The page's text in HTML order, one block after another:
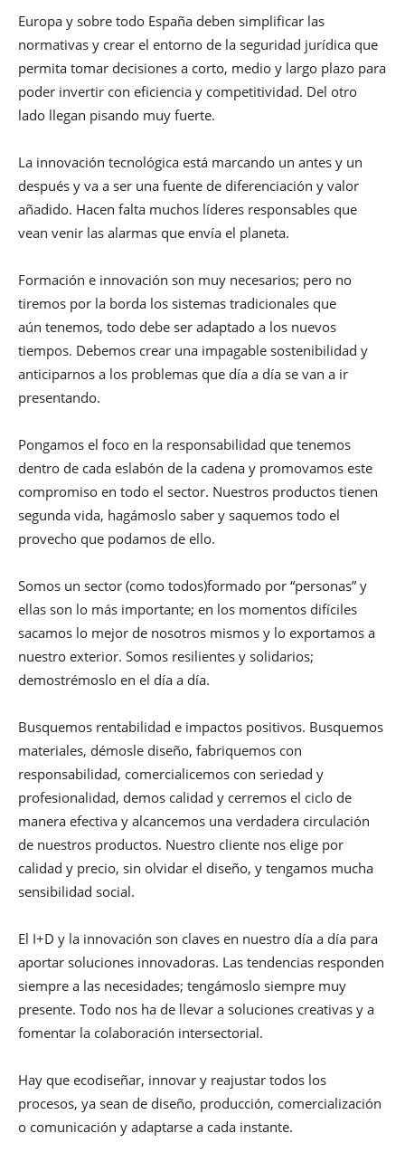
Europa y sobre todo España deben simplificar las
normativas y crear el entorno de la seguridad jurídica que
permita tomar decisiones a corto, medio y largo plazo para
poder invertir con eficiencia y competitividad. Del otro
lado llegan pisando muy fuerte.
La innovación tecnológica está marcando un antes y un
después y va a ser una fuente de diferenciación y valor
añadido. Hacen falta muchos líderes responsables que
vean venir las alarmas que envía el planeta.
Formación e innovación son muy necesarios; pero no
tiremos por la borda los sistemas tradicionales que
aún tenemos, todo debe ser adaptado a los nuevos
tiempos. Debemos crear una impagable sostenibilidad y
anticiparnos a los problemas que día a día se van a ir
presentando.
Pongamos el foco en la responsabilidad que tenemos
dentro de cada eslabón de la cadena y promovamos este
compromiso en todo el sector. Nuestros productos tienen
segunda vida, hagámoslo saber y saquemos todo el
provecho que podamos de ello.
Somos un sector (como todos)formado por “personas” y
ellas son lo más importante; en los momentos difíciles
sacamos lo mejor de nosotros mismos y lo exportamos a
nuestro exterior. Somos resilientes y solidarios;
demostrémoslo en el día a día.
Busquemos rentabilidad e impactos positivos. Busquemos
materiales, démosle diseño, fabriquemos con
responsabilidad, comercialicemos con seriedad y
profesionalidad, demos calidad y cerremos el ciclo de
manera efectiva y alcancemos una verdadera circulación
de nuestros productos. Nuestro cliente nos elige por
calidad y precio, sin olvidar el diseño, y tengamos mucha
sensibilidad social.
El I+D y la innovación son claves en nuestro día a día para
aportar soluciones innovadoras. Las tendencias responden
siempre a las necesidades; tengámoslo siempre muy
presente. Todo nos ha de llevar a soluciones creativas y a
fomentar la colaboración intersectorial.
Hay que ecodiseñar, innovar y reajustar todos los
procesos, ya sean de diseño, producción, comercialización
o comunicación y adaptarse a cada instante.